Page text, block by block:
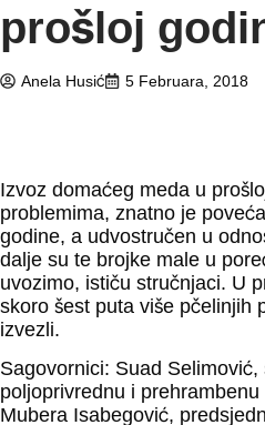
prošloj
Anela Husić 5 Februara, 2018
Izvoz domaćeg meda u
problemima, znatno je
godine, a udvostručen u
dalje su te brojke male u
uvozimo, ističu stručnjaci. U
skoro šest puta više pčelinjih
izvezli.
Sagovornici: Suad
poljoprivrednu i
Mubera Isabegović,